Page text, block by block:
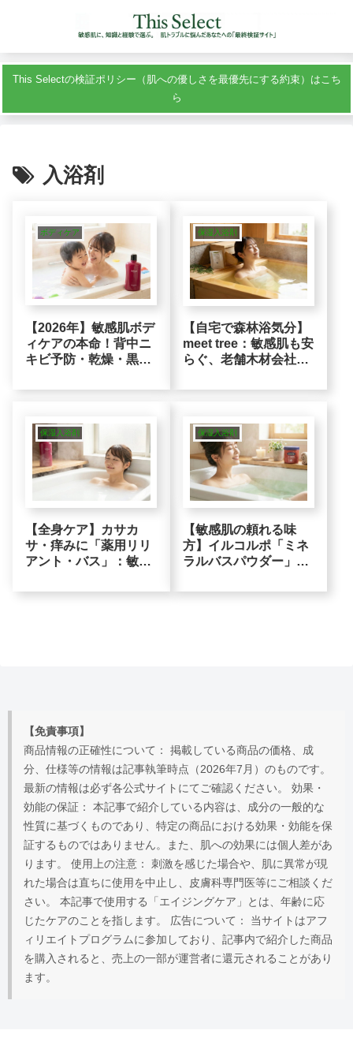
This Selectの検証ポリシー（肌への優しさを最優先にする約束）はこち
ら
入浴剤
ボディケア
【2026年】敏感肌ボデ
ィケアの本命！背中ニ
キビ予防・乾燥・黒ず
アイテム」比較
保湿入浴剤
【自宅で森林浴気分】
meet tree：敏感肌も安
らぐ、老舗木材会社が
保湿入浴剤
【全身ケア】カサカ
サ・痒みに「薬用リリ
アント・バス」：敏感
性」入浴剤とは？
保湿入浴剤
【敏感肌の頼れる味
方】イルコルポ「ミネ
ラルバスパウダー」の
ぎ温感を保つロジック
【免責事項】
商品情報の正確性について： 掲載している商品の価格、成
分、仕様等の情報は記事執筆時点（2026年7月）のものです。
最新の情報は必ず各公式サイトにてご確認ください。 効果・
効能の保証： 本記事で紹介している内容は、成分の一般的な
性質に基づくものであり、特定の商品における効果・効能を保
証するものではありません。また、肌への効果には個人差があ
ります。 使用上の注意： 刺激を感じた場合や、肌に異常が現
れた場合は直ちに使用を中止し、皮膚科専門医等にご相談くだ
さい。 本記事で使用する「エイジングケア」とは、年齢に応
じたケアのことを指します。 広告について： 当サイトはアフ
ィリエイトプログラムに参加しており、記事内で紹介した商品
を購入されると、売上の一部が運営者に還元されることがあり
ます。